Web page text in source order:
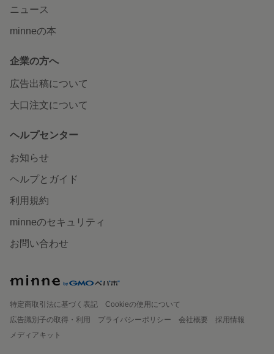
ニュース
minneの本
企業の方へ
広告出稿について
大口注文について
ヘルプセンター
お知らせ
ヘルプとガイド
利用規約
minneのセキュリティ
お問い合わせ
特定商取引法に基づく表記
Cookieの使用について
広告識別子の取得・利用
プライバシーポリシー 会社概要
採用情報
メディアキット